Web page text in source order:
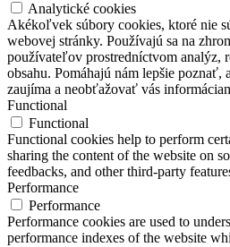
Analytické cookies
Akékoľvek súbory cookies, ktoré nie
webovej stránky. Používajú sa na
používateľov prostredníctvom analýz,
obsahu. Pomáhajú nám lepšie poznať,
zaujíma a neobťažovať vás
Functional
Functional
Functional cookies help to perform
sharing the content of the website on
feedbacks, and other third-party
Performance
Performance
Performance cookies are used to
performance indexes of the website